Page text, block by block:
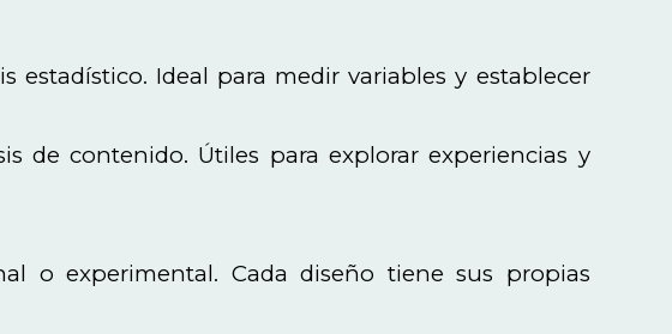
estadístico. Ideal para medir variables y establecer
de contenido. Útiles para explorar experiencias y
o experimental. Cada diseño tiene sus propias